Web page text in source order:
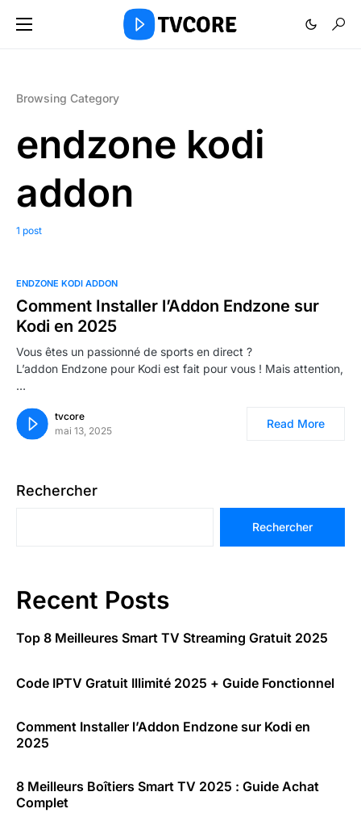
Browsing Category
endzone kodi
addon
1 post
ENDZONE KODI ADDON
Comment Installer l’Addon Endzone sur
Kodi en 2025
Vous êtes un passionné de sports en direct ?
L’addon Endzone pour Kodi est fait pour vous ! Mais attention,
…
tvcore
mai 13, 2025
Read More
Rechercher
Rechercher
Recent Posts
Top 8 Meilleures Smart TV Streaming Gratuit 2025
Code IPTV Gratuit Illimité 2025 + Guide Fonctionnel
Comment Installer l’Addon Endzone sur Kodi en
2025
8 Meilleurs Boîtiers Smart TV 2025 : Guide Achat
Complet